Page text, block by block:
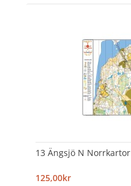
13 Ängsjö N Norrkartor
125,00kr